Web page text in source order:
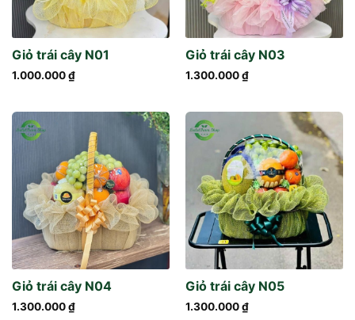
Giỏ trái cây N01
1.000.000₫
Giỏ trái cây N03
1.300.000₫
Giỏ trái cây N04
1.300.000₫
Giỏ trái cây N05
1.300.000₫